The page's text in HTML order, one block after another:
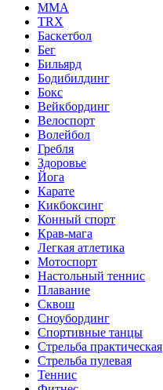
MMA
TRX
Баскетбол
Бег
Бильярд
Бодибилдинг
Бокс
Вейкбординг
Велоспорт
Волейбол
Гребля
Здоровье
Йога
Карате
Кикбоксинг
Конный спорт
Крав-мага
Легкая атлетика
Мотоспорт
Настольный теннис
Плавание
Сквош
Сноубординг
Спортивные танцы
Стрельба практическая
Стрельба пулевая
Теннис